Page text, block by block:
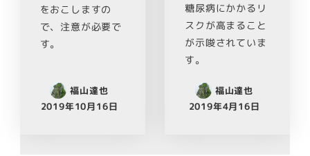
をおこしますの
で、注意が必要で
す。
福山達也
2019年10月16日
糖尿病にかかるリ
スクが高まること
が示唆されていま
す。
福山達也
2019年4月16日